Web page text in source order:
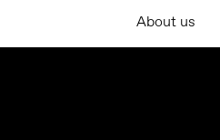
About us